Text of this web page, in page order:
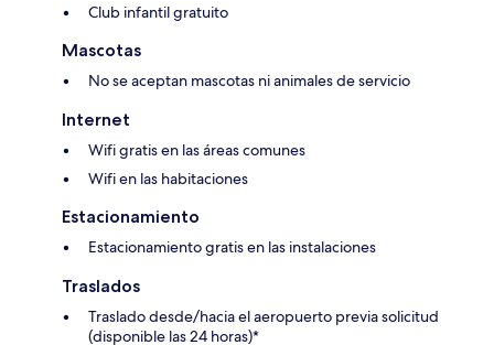
Club infantil gratuito
Mascotas
No se aceptan mascotas ni animales de servicio
Internet
Wifi gratis en las áreas comunes
Wifi en las habitaciones
Estacionamiento
Estacionamiento gratis en las instalaciones
Traslados
Traslado desde/hacia el aeropuerto previa solicitud
(disponible las 24 horas)*